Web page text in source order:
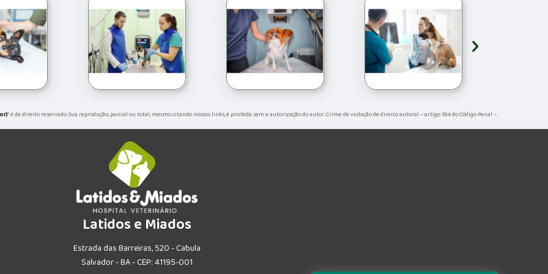
›
" é de direito reservado. Sua reprodução, parcial ou total, mesmo citando nossos links, é proibida sem a autorização do autor. Crime de violação de direito autoral – artigo 184 do Código Penal –
Latidos e Miados
Estrada das Barreiras, 520 - Cabula
Salvador - BA - CEP: 41195-001